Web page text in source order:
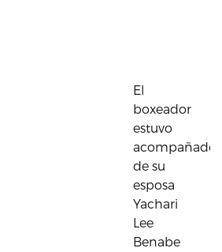
El
boxeador
estuvo
acompañado
de su
esposa
Yachari
Lee
Benabe